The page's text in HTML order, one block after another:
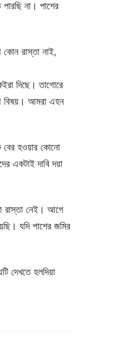
না। পাশের
রাস্তা নাই,
দিছে। তাগোরে
বিষয়। আমরা এহন
বের হওয়ার কোনো
একটাই দাবি দয়া
রাস্তা নেই। আগে
যদি পাশের জমির
দেখতে হলদিয়া